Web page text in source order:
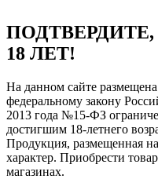
18 ЛЕТ!
На данном сайте
федеральному закону
2013 года №15-ФЗ
достигшим 18-летнего
Продукция, размещенная
характер. Приобрести
магазинах.